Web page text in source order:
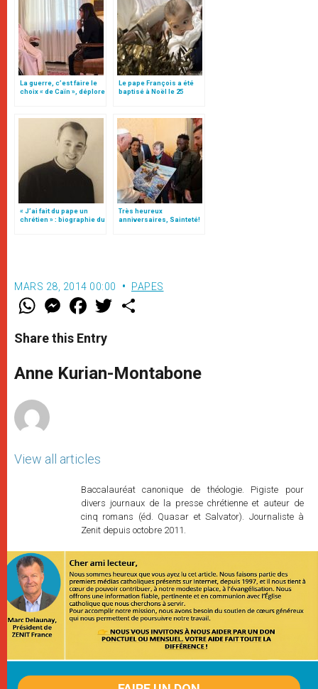
La guerre, c’est faire le
choix « de Caïn », déplore
Le pape François a été
baptisé à Noël le 25
« J’ai fait du pape un
chrétien » : biographie du
Très heureux
anniversaires, Sainteté!
MARS 28, 2014 00:00 PAPES
W
t
s
p
p
M
e
s
e
g
e
F
a
e
b
o
k
w
r
Share this Entry
Anne Kurian-Montabone
View all articles
Baccalauréat canonique de théologie. Pigiste pour
divers journaux de la presse chrétienne et auteur de
cinq romans (éd. Quasar et Salvator). Journaliste à
Zenit depuis octobre 2011.